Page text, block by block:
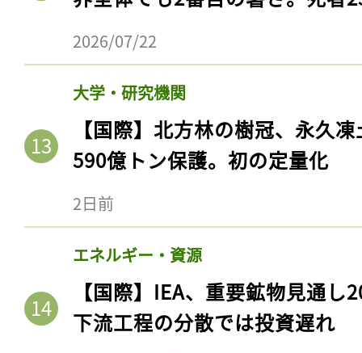
2026/07/22
大学・研究機関
【国際】北方林の樹冠、永久
590億トン保護。初の定量化
2日前
エネルギー・資源
【国際】IEA、重要鉱物見通
下流工程の分散では投資遅れ
記事をお気に入りに
ログインが必